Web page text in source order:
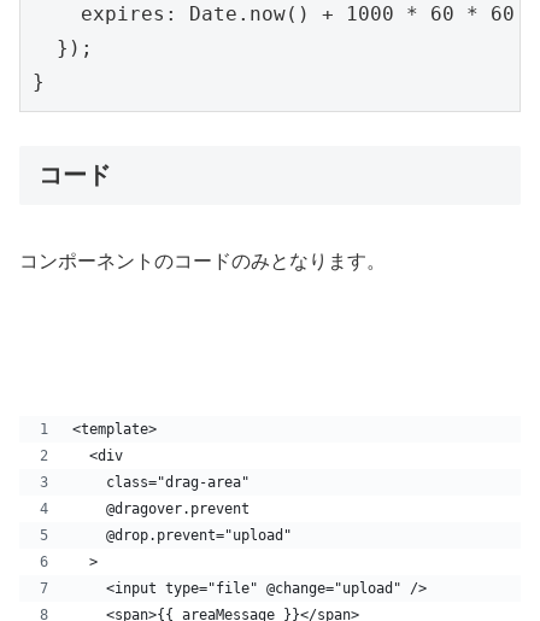
expires: Date.now() + 1000 * 60 * 60
  });
コード
コンポーネントのコードのみとなります。
<template>
  <div
    class="drag-area"
    @dragover.prevent
    @drop.prevent="upload"
  >
    <input type="file" @change="upload" />
    <span>{{ areaMessage }}</span>